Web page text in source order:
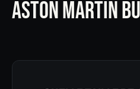
ASTON MARTIN